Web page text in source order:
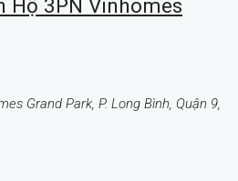
Hộ 3PN Vinhomes
Grand Park, P. Long Bình, Quận 9,